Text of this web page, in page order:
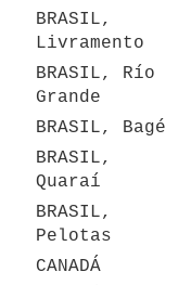
BRASIL,
Livramento
BRASIL, Río
Grande
BRASIL, Bagé
BRASIL,
Quaraí
BRASIL,
Pelotas
CANADÁ